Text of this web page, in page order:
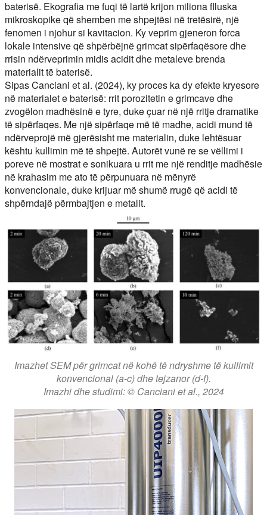
baterisë. Ekografia me fuqi të lartë krijon miliona flluska
mikroskopike që shemben me shpejtësi në tretësirë, një
fenomen i njohur si kavitacion. Ky veprim gjeneron forca
lokale intensive që shpërbëjnë grimcat sipërfaqësore dhe
rrisin ndërveprimin midis acidit dhe metaleve brenda
materialit të baterisë.
Sipas Canciani et al. (2024), ky proces ka dy efekte kryesore
në materialet e baterisë: rrit porozitetin e grimcave dhe
zvogëlon madhësinë e tyre, duke çuar në një rritje dramatike
të sipërfaqes. Me një sipërfaqe më të madhe, acidi mund të
ndërveprojë më gjerësisht me materialin, duke lehtësuar
kështu kullimin më të shpejtë. Autorët vunë re se vëllimi i
poreve në mostrat e sonikuara u rrit me një renditje madhësie
në krahasim me ato të përpunuara në mënyrë
konvencionale, duke krijuar më shumë rrugë që acidi të
shpërndajë përmbajtjen e metalit.
Imazhet SEM për grimcat në kohë të ndryshme të kullimit
konvencional (a-c) dhe tejzanor (d-f).
Imazhi dhe studimi: © Canciani et al., 2024